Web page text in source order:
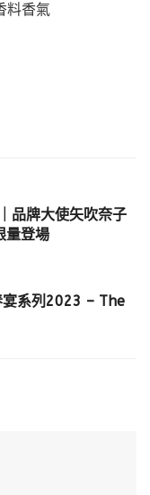
料香氣
品牌大使矢吹奈子
量登場
宴系列2023 – The